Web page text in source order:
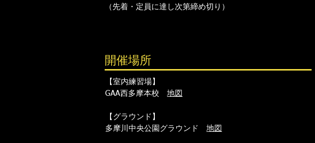
（先着・定員に達し次第締め切り）​
開催場所
【室内練習場】
GAA西多摩本校 地図
【グラウンド】
多摩川中央公園グラウンド 地図